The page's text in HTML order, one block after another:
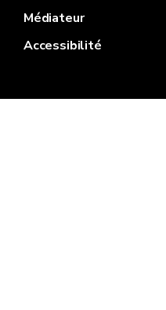
Médiateur
Accessibilité